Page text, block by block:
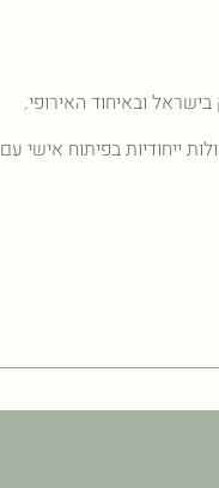
ייחודיות בפיתוח אישי עם